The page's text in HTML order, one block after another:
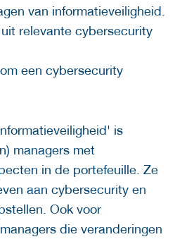
van informatieveiligheid.
relevante cybersecurity
een cybersecurity
is
managers met
in de portefeuille. Ze
aan cybersecurity en
Ook voor
die veranderingen